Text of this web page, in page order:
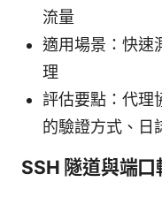
流量
適用場景：快速
理
評估要點：代理
的驗證方式、日
SSH 隧道與端口